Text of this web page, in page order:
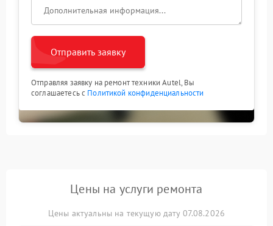
Отправить заявку
Отправляя заявку на ремонт техники Autel, Вы
соглашаетесь с Политикой конфиденциальности
Цены на услуги ремонта
Цены актуальны на текущую дату 07.08.2026